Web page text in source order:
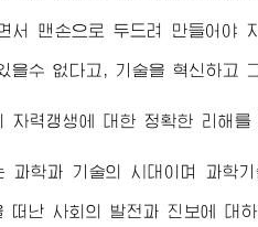
서 맨손으로 두드려 만들어야
을수 없다고, 기술을 혁신하고
자력갱생에 대한 정확한 리해
과학과 기술의 시대이며 과학
떠난 사회의 발전과 진보에 대